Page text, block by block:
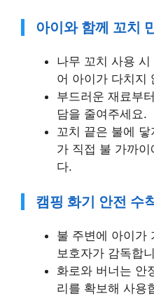
아이와 함께 꼬치
나무 꼬치 사용
어 아이가 다치지
부드러운 재료부
담을 줄여주세요.
꼬치 끝은 불에
가 직접 불 가까
다.
캠핑 화기 안전 수
불 주변에 아이가
보호자가 감독합
화로와 버너는 안
리를 확보해 사용